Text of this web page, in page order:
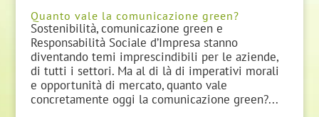
Quanto vale la comunicazione green?
Sostenibilità, comunicazione green e
Responsabilità Sociale d’Impresa stanno
diventando temi imprescindibili per le aziende,
di tutti i settori. Ma al di là di imperativi morali
e opportunità di mercato, quanto vale
concretamente oggi la comunicazione green?...